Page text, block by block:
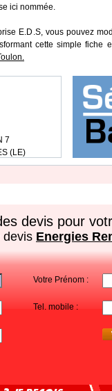
ici nommée.
E.D.S, vous pouvez
cette simple fiche
7
(LE)
devis pour
devis Energies
Votre Prénom :
Tel. mobile :